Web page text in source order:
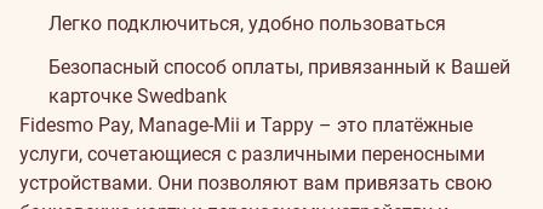
Легко подключиться, удобно пользоваться
Безопасный способ оплаты, привязанный к Вашей
карточке Swedbank
Fidesmo Pay, Manage-Mii и Tappy – это платёжные
услуги, сочетающиеся с различными переносными
устройствами. Они позволяют вам привязать свою